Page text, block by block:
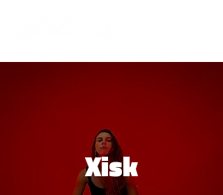
Xisk